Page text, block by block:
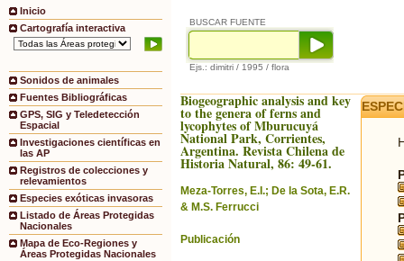
Inicio
Cartografía interactiva
Sonidos de animales
Fuentes Bibliográficas
GPS, SIG y Teledetección
Espacial
Investigaciones científicas en
las AP
Registros de colecciones y
relevamientos
Especies exóticas invasoras
Listado de Áreas Protegidas
Nacionales
Mapa de Eco-Regiones y
Áreas Protegidas Nacionales
BUSCAR FUENTE
Ejs.: dimitri / 1995 / flora
Biogeographic analysis and key
to the genera of ferns and
lycophytes of Mburucuyá
National Park, Corrientes,
Argentina. Revista Chilena de
Historia Natural, 86: 49-61.
Meza-Torres, E.I.; De la Sota, E.R.
& M.S. Ferrucci
Publicación